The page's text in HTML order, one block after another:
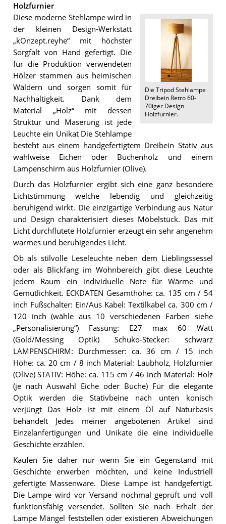
Holzfurnier
Die Tripod Stehlampe
Dreibein Retro 60-
70iger Design
Holzfurnier.
Diese moderne Stehlampe wird in
der kleinen Design-Werkstatt
„kOnzept.reyhe“ mit höchster
Sorgfalt von Hand gefertigt. Die
für die Produktion verwendeten
Hölzer stammen aus heimischen
Wäldern und sorgen somit für
Nachhaltigkeit. Dank dem
Material „Holz“ mit dessen
Struktur und Maserung ist jede
Leuchte ein Unikat Die Stehlampe
besteht aus einem handgefertigtem Dreibein Stativ aus
wahlweise Eichen oder Buchenholz und einem
Lampenschirm aus Holzfurnier (Olive).
Durch das Holzfurnier ergibt sich eine ganz besondere
Lichtstimmung welche lebendig und gleichzeitig
beruhigend wirkt. Die einzigartige Verbindung aus Natur
und Design charakterisiert dieses Möbelstück. Das mit
Licht durchflutete Holzfurnier erzeugt ein sehr angenehm
warmes und beruhigendes Licht.
Ob als stilvolle Leseleuchte neben dem Lieblingssessel
oder als Blickfang im Wohnbereich gibt diese Leuchte
jedem Raum ein individuelle Note für Wärme und
Gemütlichkeit. ECKDATEN Gesamthöhe: ca. 135 cm / 54
inch Fußschalter: Ein/Aus Kabel: Textilkabel ca. 300 cm /
120 inch (wähle aus 10 verschiedenen Farben siehe
„Personalisierung“) Fassung: E27 max 60 Watt
(Gold/Messing Optik) Schuko-Stecker: schwarz
LAMPENSCHIRM: Durchmesser: ca. 36 cm / 15 inch
Höhe: ca. 20 cm / 8 inch Material: Laubholz, Holzfurnier
(Olive) STATIV: Höhe: ca. 115 cm / 46 inch Material: Holz
(je nach Auswahl Eiche oder Buche) Für die elegante
Optik werden die Stativbeine nach unten konisch
verjüngt Das Holz ist mit einem Öl auf Naturbasis
behandelt Jedes meiner angebotenen Artikel sind
Einzelanfertigungen und Unikate die eine individuelle
Geschichte erzählen.
Kaufen Sie daher nur wenn Sie ein Gegenstand mit
Geschichte erwerben möchten, und keine Industriell
gefertigte Massenware. Diese Lampe ist handgefertigt.
Die Lampe wird vor Versand nochmal geprüft und voll
funktionsfähig versendet. Sollten Sie nach Erhalt der
Lampe Mängel feststellen oder existieren Abweichungen